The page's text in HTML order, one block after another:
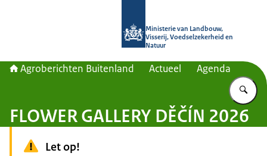
Ministerie van Landbouw,
Visserij, Voedselzekerheid en
Natuur
Agroberichten Buitenland Actueel Agenda
FLOWER GALLERY DĚČÍN 2026
Let op!